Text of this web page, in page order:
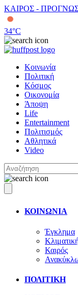
ΚΑΙΡΟΣ -
34°C
Κοινωνία
Πολιτική
Κόσμος
Οικονομία
Άποψη
Life
Entertainment
Πολιτισμός
Αθλητικά
Video
ΚΟΙΝΩΝΙΑ
Έγκλημα
Καιρός
ΠΟΛΙΤΙΚΗ